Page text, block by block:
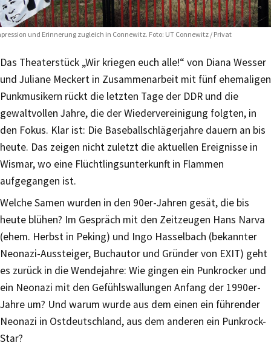
und Erinnerung zugleich in Connewitz. Foto: UT Connewitz / Privat
Das Theaterstück „Wir kriegen euch alle!“ von Diana Wesser
und Juliane Meckert in Zusammenarbeit mit fünf ehemaligen
Punkmusikern rückt die letzten Tage der DDR und die
gewaltvollen Jahre, die der Wiedervereinigung folgten, in
den Fokus. Klar ist: Die Baseballschlägerjahre dauern an bis
heute. Das zeigen nicht zuletzt die aktuellen Ereignisse in
Wismar, wo eine Flüchtlingsunterkunft in Flammen
aufgegangen ist.
Welche Samen wurden in den 90er-Jahren gesät, die bis
heute blühen? Im Gespräch mit den Zeitzeugen Hans Narva
(ehem. Herbst in Peking) und Ingo Hasselbach (bekannter
Neonazi-Aussteiger, Buchautor und Gründer von EXIT) geht
es zurück in die Wendejahre: Wie gingen ein Punkrocker und
ein Neonazi mit den Gefühlswallungen Anfang der 1990er-
Jahre um? Und warum wurde aus dem einen ein führender
Neonazi in Ostdeutschland, aus dem anderen ein Punkrock-
Star?